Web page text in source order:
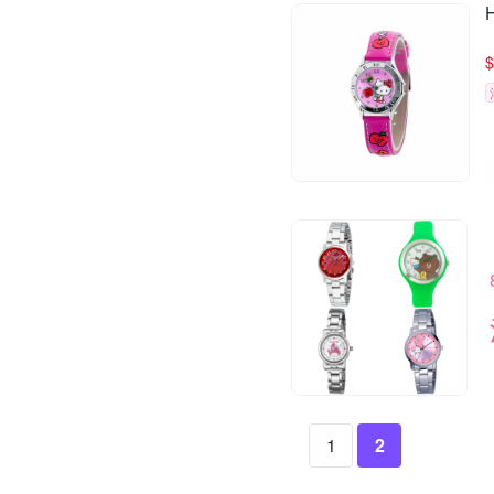
$
1 2